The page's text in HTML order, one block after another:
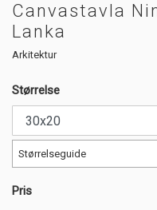
Canvastavla
Lanka
Arkitektur
Størrelse
Størrelseguide
Pris